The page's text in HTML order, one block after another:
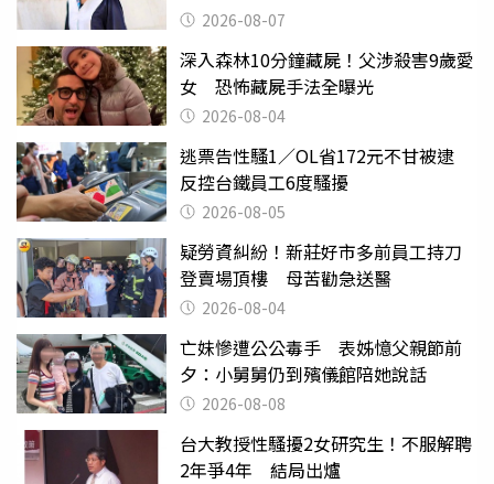
2026-08-07
深入森林10分鐘藏屍！父涉殺害9歲愛
女 恐怖藏屍手法全曝光
2026-08-04
逃票告性騷1／OL省172元不甘被逮
反控台鐵員工6度騷擾
2026-08-05
疑勞資糾紛！新莊好市多前員工持刀
登賣場頂樓 母苦勸急送醫
2026-08-04
亡妹慘遭公公毒手 表姊憶父親節前
夕：小舅舅仍到殯儀館陪她說話
2026-08-08
台大教授性騷擾2女研究生！不服解聘
2年爭4年 結局出爐